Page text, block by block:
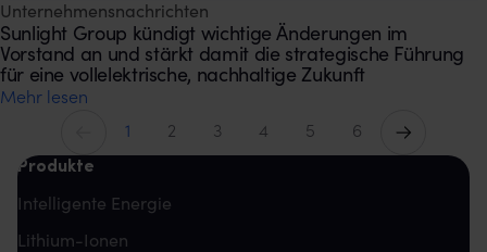
Unternehmensnachrichten
Sunlight Group kündigt wichtige Änderungen im
Vorstand an und stärkt damit die strategische Führung
für eine vollelektrische, nachhaltige Zukunft
Mehr lesen
Vorherige
1 2 3 4 5 6 Weiter
Produkte
Intelligente Energie
Lithium-Ionen